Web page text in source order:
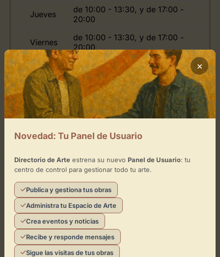
Jueves
de 10:00 - 13:30, y de 17:00 -
20:00
Viernes
de 10:00 - 13:30, y de 17:00 -
20:00
Ubicación de Fernández-Braso
Cómo llegar
Fernández-Braso
−
Toca el mapa para interactuar
Activar Mapa
×
Novedad: Tu Panel de Usuario
Directorio de Arteestrena su nuevo Panel de Usuario: tu
centro de control para gestionar todo tu arte.
Publica y gestiona tus obras
Administra tu Espacio de Arte
Crea eventos y noticias
Recibe y responde mensajes
Sigue las visitas de tus obras